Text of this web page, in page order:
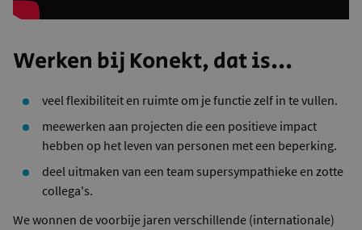
Werken bij Konekt, dat is...
veel flexibiliteit en ruimte om je functie zelf in te vullen.
meewerken aan projecten die een positieve impact
hebben op het leven van personen met een beperking.
deel uitmaken van een team supersympathieke en zotte
collega's.
We wonnen de voorbije jaren verschillende (internationale)